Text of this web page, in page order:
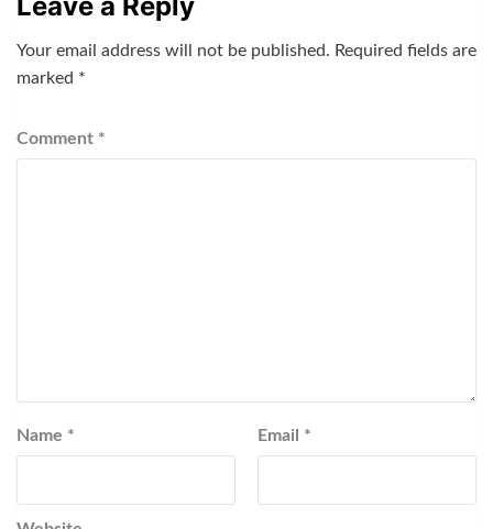
Your email address will not be published. Required fields are
marked *
Comment *
Name * Email *